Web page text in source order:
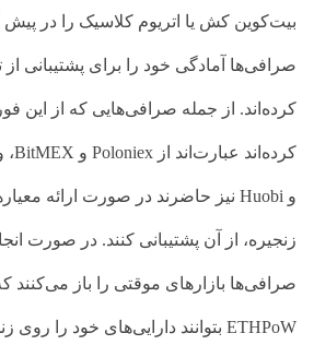
بیت‌کوین کش یا اتریوم کلاسیک را در پیش
صرافی‌ها آمادگی خود را برای پشتیبانی از
کرده‌اند. از جمله صرافی‌هایی که از این
کرده‌اند عبارت‌اند از Poloniex و BitMEX،
و Huobi نیز حاضرند در صورت ارائه
زنجیره، از آن پشتیبانی کنند. در صورت
صرافی‌ها بازارهای موقتی را باز می‌کنند
ETHPoW بتوانند دارایی‌های خود را روی